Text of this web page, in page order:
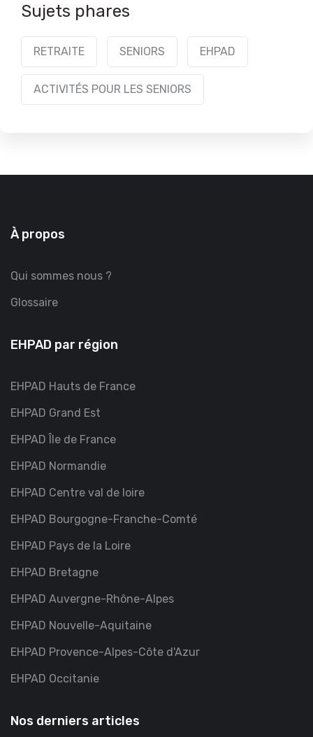
Sujets phares
RETRAITE SENIORS EHPAD
ACTIVITÉS POUR LES SENIORS
À propos
Qui sommes nous ?
Glossaire
EHPAD par région
EHPAD Hauts de France
EHPAD Grand Est
EHPAD Île de France
EHPAD Normandie
EHPAD Centre val de loire
EHPAD Bourgogne-Franche-Comté
EHPAD Pays de la Loire
EHPAD Bretagne
EHPAD Auvergne-Rhône-Alpes
EHPAD Nouvelle-Aquitaine
EHPAD Provence-Alpes-Côte d'Azur
EHPAD Occitanie
Nos derniers articles